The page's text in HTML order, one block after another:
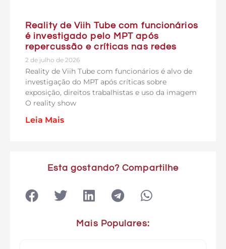
Reality de Viih Tube com funcionários
é investigado pelo MPT após
repercussão e críticas nas redes
2 de julho de 2026
Reality de Viih Tube com funcionários é alvo de
investigação do MPT após críticas sobre
exposição, direitos trabalhistas e uso da imagem
O reality show
Leia Mais
Esta gostando? Compartilhe
Mais Populares: